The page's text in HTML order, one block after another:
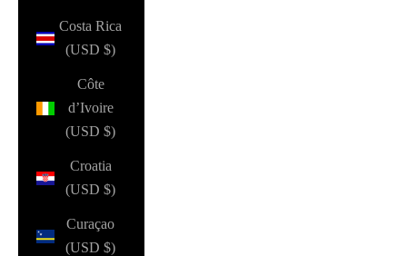
Costa Rica
(USD $)
Côte
d’Ivoire
(USD $)
Croatia
(USD $)
Curaçao
(USD $)